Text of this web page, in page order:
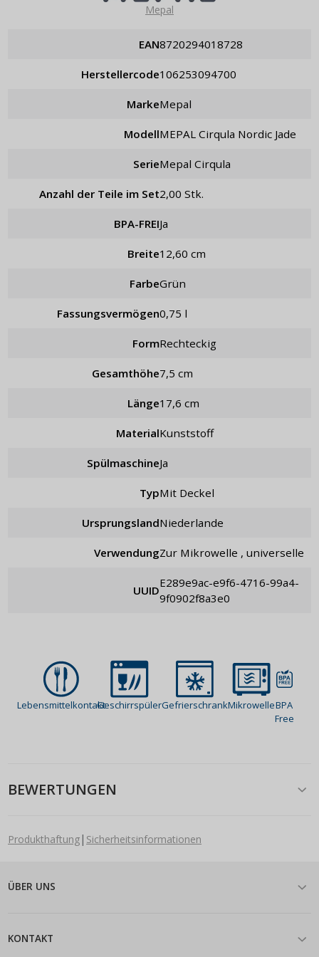
Mepal
EAN 8720294018728
Herstellercode 106253094700
Marke Mepal
Modell MEPAL Cirqula Nordic Jade
Serie Mepal Cirqula
Anzahl der Teile im Set 2,00 Stk.
BPA-FREI Ja
Breite 12,60 cm
Farbe Grün
Fassungsvermögen 0,75 l
Form rechteckig
Gesamthöhe 7,5 cm
Länge 17,6 cm
Material Kunststoff
Spülmaschine Ja
Typ mit Deckel
Ursprungsland Niederlande
Verwendung zur Mikrowelle , universelle
UUID
e289e9ac-e9f6-4716-99a4-
9f0902f8a3e0
LebensmittelkontaktGeschirrspülerGefrierschrankMikrowelleBPA
Free
BEWERTUNGEN
Produkthaftung| Sicherheitsinformationen
ÜBER UNS
KONTAKT